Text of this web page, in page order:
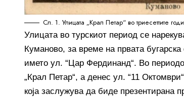
Сл. 1. Улицата „Крал Петар“ во триесеттите
Улицата во турскиот период се
Куманово, за време на првата
името ул. “Цар Фердинанд“. Во
„Крал Петар“, а денес ул. “11
која заслужува да биде презентирана